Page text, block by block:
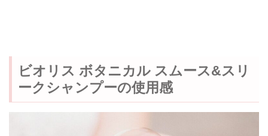
ビオリス ボタニカル スムース&スリ
ークシャンプーの使用感